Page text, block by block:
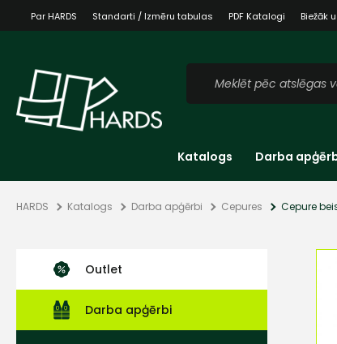
Par HARDS Standarti / Izmēru tabulas PDF Katalogi Biežāk
Katalogs Darba
HARDS Katalogs Darba apģērbi Cepures Cepure
Outlet
Darba apģērbi